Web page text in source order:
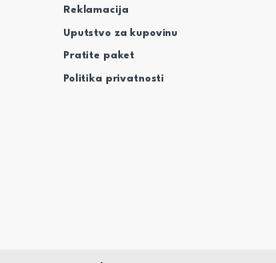
Reklamacija
Uputstvo za kupovinu
Pratite paket
Politika privatnosti